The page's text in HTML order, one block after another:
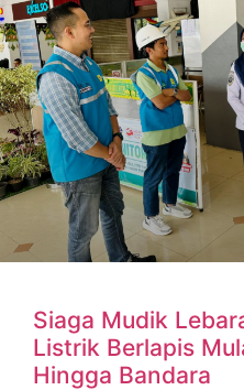
Siaga Mudik
Listrik Berlapis
Hingga Bandara